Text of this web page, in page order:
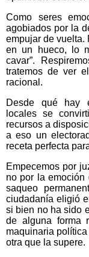
Como seres
agobiados por la
empujar de vuelta.
en un hueco, lo
cavar”.
tratemos de ver
racional.
Desde qué hay
locales se
recursos a
a eso un
receta perfecta
Empecemos por
no por la emoción
saqueo
ciudadanía eligió
si bien no ha sido
de alguna forma
maquinaria
otra que la supere.